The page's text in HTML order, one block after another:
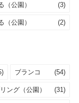
（公園） (3)
（公園） (2)
ブランコ (54)
ング（公園） (31)